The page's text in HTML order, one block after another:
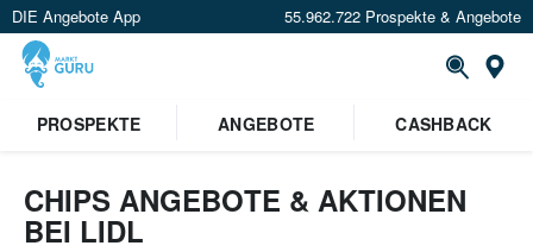
DIE Angebote App 55.962.722 Prospekte & Angebote
PROSPEKTE ANGEBOTE CASHBACK
CHIPS ANGEBOTE & AKTIONEN
BEI LIDL